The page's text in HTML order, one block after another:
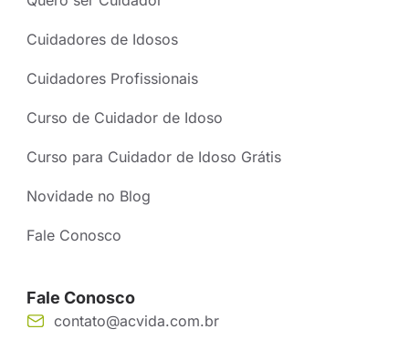
Cuidadores de Idosos
Cuidadores Profissionais
Curso de Cuidador de Idoso
Curso para Cuidador de Idoso Grátis
Novidade no Blog
Fale Conosco
Fale Conosco
contato@acvida.com.br